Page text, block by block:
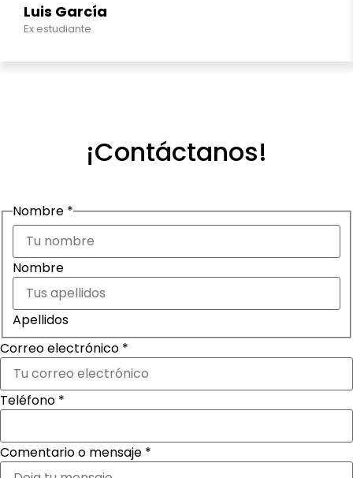
Luis García
Ex estudiante
¡Contáctanos!
Nombre *
Nombre
Apellidos
Correo electrónico *
Teléfono *
Comentario o mensaje *